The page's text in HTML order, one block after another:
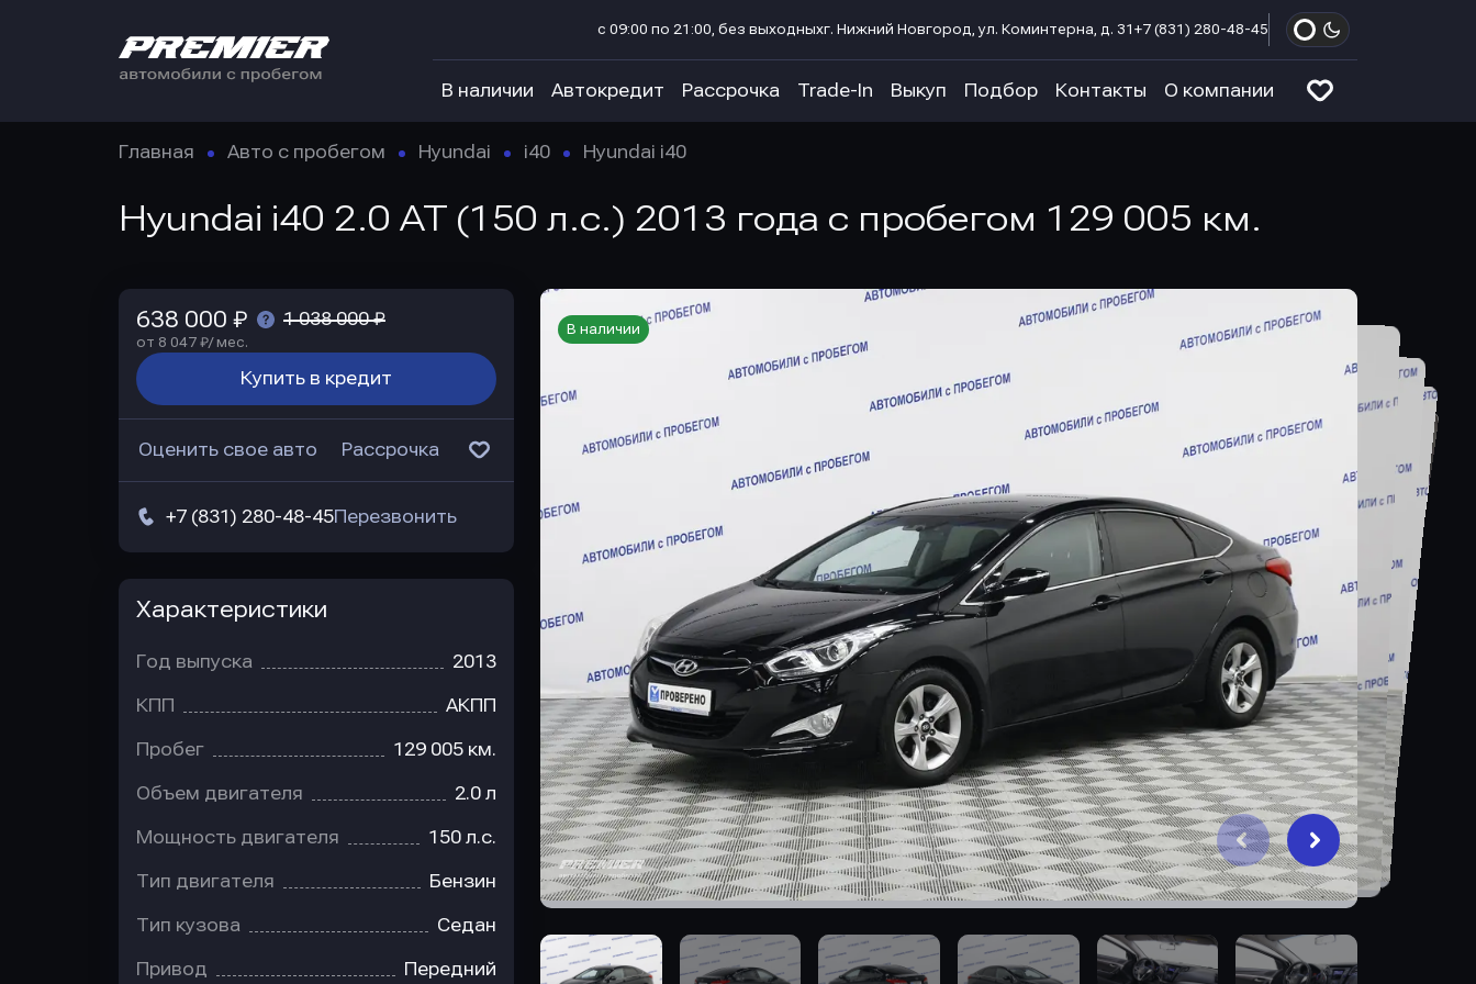
с 09:00 по 21:00, без выходныхг. Нижний Новгород, ул. Коминтерна, д. 31 +7 (831) 280-48-45
В наличии Автокредит Рассрочка Trade-In Выкуп Подбор Контакты О компании
Главная Авто с пробегом Hyundai i40 Hyundai i40
Hyundai i40 2.0 AT (150 л.с.) 2013 года с пробегом 129 005 км.
В наличии
638 000 ₽ 1 038 000 ₽
от 8 047 ₽/ мес.
Купить в кредит
Оценить свое авто Рассрочка
+7 (831) 280-48-45Перезвонить
Характеристики
Год выпуска 2013
КПП АКПП
Пробег 129 005 км.
Объем двигателя 2.0 л
Мощность двигателя 150 л.с.
Тип двигателя Бензин
Тип кузова Седан
Привод Передний